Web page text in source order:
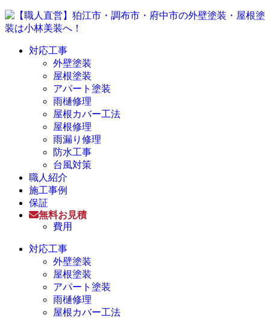
対応工事
外壁塗装
屋根塗装
アパート塗装
雨樋修理
屋根カバー工法
屋根修理
雨漏り修理
防水工事
台風対策
職人紹介
施工事例
保証
無料お見積
費用
対応工事
外壁塗装
屋根塗装
アパート塗装
雨樋修理
屋根カバー工法